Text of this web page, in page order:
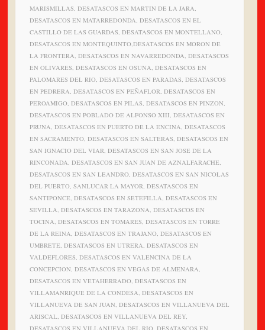
MARISMILLAS, DESATASCOS EN MARTIN DE LA JARA,
DESATASCOS EN MATARREDONDA, DESATASCOS EN EL
CASTILLO DE LAS GUARDAS, DESATASCOS EN MONTELLANO,
DESATASCOS EN MONTEQUINTO,DESATASCOS EN MORON DE
LA FRONTERA, DESATASCOS EN NAVARREDONDA, DESATASCOS
EN OLIVARES, DESATASCOS EN OSUNA, DESATASCOS EN
PALOMARES DEL RIO, DESATASCOS EN PARADAS, DESATASCOS
EN PEDRERA, DESATASCOS EN PEÑAFLOR, DESATASCOS EN
PEROAMIGO, DESATASCOS EN PILAS, DESATASCOS EN PINZON,
DESATASCOS EN POBLADO DE ALFONSO XIII, DESATASCOS EN
PRUNA, DESATASCOS EN PUERTO DE LA ENCINA, DESATASCOS
EN SACRAMENTO, DESATASCOS EN SALTERAS, DESATASCOS EN
SAN IGNACIO DEL VIAR, DESATASCOS EN SAN JOSE DE LA
RINCONADA, DESATASCOS EN SAN JUAN DE AZNALFARACHE,
DESATASCOS EN SAN LEANDRO, DESATASCOS EN SAN NICOLAS
DEL PUERTO, SANLUCAR LA MAYOR, DESATASCOS EN
SANTIPONCE, DESATASCOS EN SETEFILLA, DESATASCOS EN
SEVILLA, DESATASCOS EN TARAZONA, DESATASCOS EN
TOCINA, DESATASCOS EN TOMARES, DESATASCOS EN TORRE
DE LA REINA, DESATASCOS EN TRAJANO, DESATASCOS EN
UMBRETE, DESATASCOS EN UTRERA, DESATASCOS EN
VALDEFLORES, DESATASCOS EN VALENCINA DE LA
CONCEPCION, DESATASCOS EN VEGAS DE ALMENARA,
DESATASCOS EN VETAHERRADO, DESATASCOS EN
VILLAMANRIQUE DE LA CONDESA, DESATASCOS EN
VILLANUEVA DE SAN JUAN, DESATASCOS EN VILLANUEVA DEL
ARISCAL, DESATASCOS EN VILLANUEVA DEL REY,
DESATASCOS EN VILLANUEVA DEL RIO, DESATASCOS EN